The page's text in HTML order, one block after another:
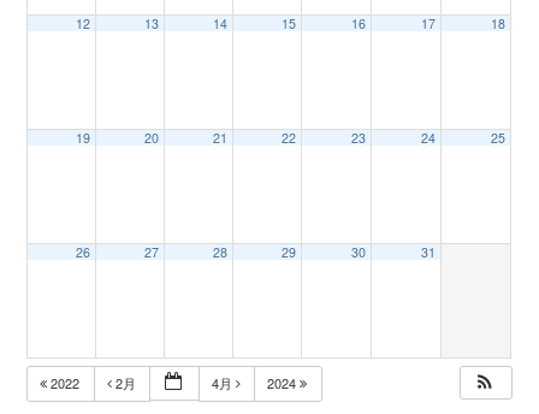
12 13 14 15 16 17 18
19 20 21 22 23 24 25
26 27 28 29 30 31
2022 2月 4月 2024